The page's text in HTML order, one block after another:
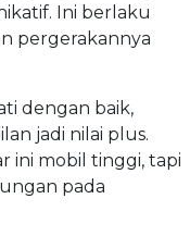
Ini berlaku
pergerakannya
dengan baik,
jadi nilai plus.
ini mobil tinggi, tapi
pada